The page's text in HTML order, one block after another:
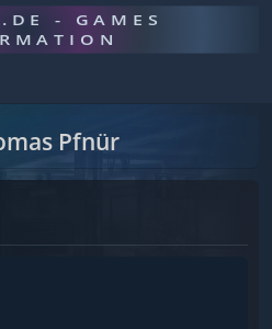
- GAMES
Pfnür